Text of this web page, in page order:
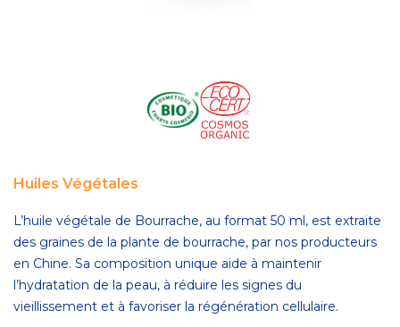
Huiles Végétales
L’huile végétale de Bourrache, au format 50 ml, est extraite
des graines de la plante de bourrache, par nos producteurs
en Chine. Sa composition unique aide à maintenir
l’hydratation de la peau, à réduire les signes du
vieillissement et à favoriser la régénération cellulaire.